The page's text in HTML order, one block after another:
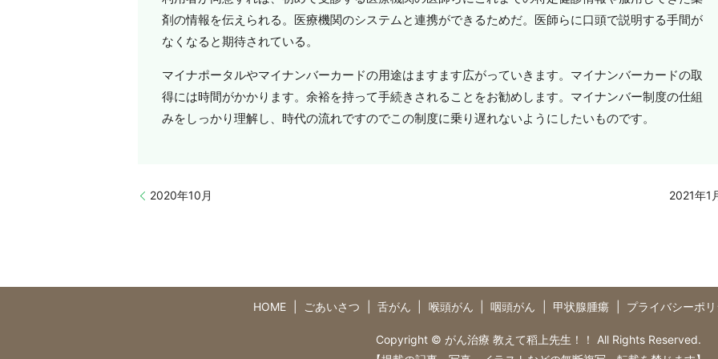
剤の情報を伝えられる。医療機関のシステムと連携ができるためだ。医師らに口頭で説明する手間が
なくなると期待されている。
マイナポータルやマイナンバーカードの用途はますます広がっていきます。マイナンバーカードの取
得には時間がかかります。余裕を持って手続きされることをお勧めします。マイナンバー制度の仕組
みをしっかり理解し、時代の流れですのでこの制度に乗り遅れないようにしたいものです。
2020年10月 2021年1
HOME ごあいさつ 舌がん 喉頭がん 咽頭がん 甲状腺腫瘍 プライバシーポ
Copyright © がん治療 教えて稻上先生！！ All Rights Reserved.